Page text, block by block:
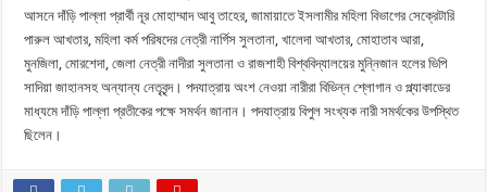
আসনে দাঁড়ি পাল্লা প্রার্থী নূর মোহাম্মাদ আবু তাহের, জামায়াতে ইসলামীর মহিলা বিভাগের সেক্রেটারি
পারুল আখতার, মহিলা কর্ম পরিষদের নেত্রী নার্গিস সুলতানা, খালেদা আখতার, মোহাতাব আরা,
মুনজিলা, মোরশেদা, জেলা নেত্রী নাদীরা সুলতানা ও রাজশাহী বিশ্ববিদ্যালয়ের মুন্নিজান হলের ভিপি
সাদিয়া জাহানসহ অন্যান্য নেতৃবৃন্দ। পদযাত্রায় অংশ নেওয়া নারীরা বিভিন্ন শ্লোগান ও প্ল্যাকাডের
মাধ্যমে দাঁড়ি পাল্লা প্রতীকের পক্ষে সমর্থন জানান। পদযাত্রায় বিপুল সংখ্যক নারী সমর্থকের উপস্থিত
ছিলেন।